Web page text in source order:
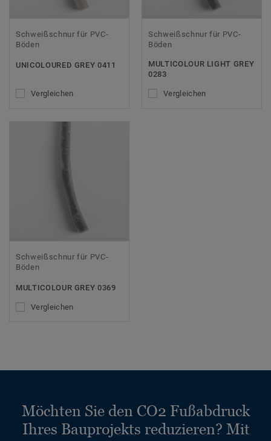
Schweißschnur für PVC-
Böden
UNICOLOURED GREY 0411
Vergleichen
Schweißschnur für PVC-
Böden
MULTICOLOUR LIGHT GREY
0283
Vergleichen
Schweißschnur für PVC-
Böden
MULTICOLOUR GREY 0369
Vergleichen
Möchten Sie den CO2 Fußabdruck
Ihres Bauprojekts reduzieren? Mit